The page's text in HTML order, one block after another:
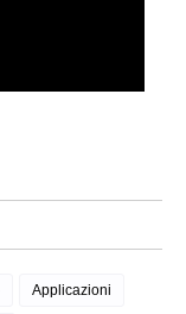
Applicazioni